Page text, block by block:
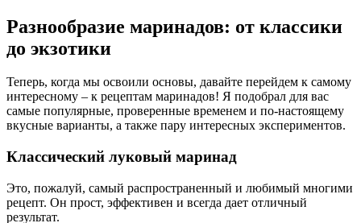
Разнообразие маринадов: от классики
до экзотики
Теперь, когда мы освоили основы, давайте перейдем к самому
интересному – к рецептам маринадов! Я подобрал для вас
самые популярные, проверенные временем и по-настоящему
вкусные варианты, а также пару интересных экспериментов.
Классический луковый маринад
Это, пожалуй, самый распространенный и любимый многими
рецепт. Он прост, эффективен и всегда дает отличный
результат.